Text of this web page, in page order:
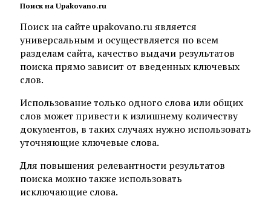
Поиск на Upakovano.ru
Поиск на сайте upakovano.ru является
универсальным и осуществляется по всем
разделам сайта, качество выдачи результатов
поиска прямо зависит от введенных ключевых
слов.
Использование только одного слова или общих
слов может привести к излишнему количеству
документов, в таких случаях нужно использовать
уточняющие ключевые слова.
Для повышения релевантности результатов
поиска можно также использовать
исключающие слова.